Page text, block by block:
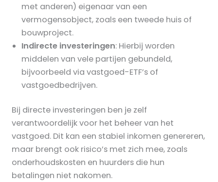
met anderen) eigenaar van een
vermogensobject, zoals een tweede huis of
bouwproject.
Indirecte investeringen: Hierbij worden
middelen van vele partijen gebundeld,
bijvoorbeeld via vastgoed-ETF’s of
vastgoedbedrijven.
Bij directe investeringen ben je zelf
verantwoordelijk voor het beheer van het
vastgoed. Dit kan een stabiel inkomen genereren,
maar brengt ook risico’s met zich mee, zoals
onderhoudskosten en huurders die hun
betalingen niet nakomen.